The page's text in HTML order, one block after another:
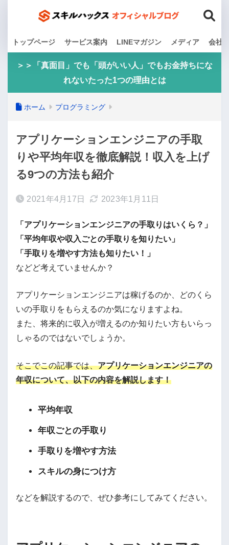
トップページ サービス案内 LINEマガジン メディア 会社
＞＞「真面目」でも「頭がいい人」でもお金持ちにな
れないたった1つの理由とは
ホーム プログラミング
アプリケーションエンジニアの手取
りや平均年収を徹底解説！収入を上げ
る9つの方法も紹介
2021年4月17日 2023年1月11日
「アプリケーションエンジニアの手取りはいくら？」
「平均年収や収入ごとの手取りを知りたい」
「手取りを増やす方法も知りたい！」
などど考えていませんか？
アプリケーションエンジニアは稼げるのか、どのくら
いの手取りをもらえるのか気になりますよね。
また、将来的に収入が増えるのか知りたい方もいらっ
しゃるのではないでしょうか。
そこでこの記事では、アプリケーションエンジニアの
年収について、以下の内容を解説します！
平均年収
年収ごとの手取り
手取りを増やす方法
スキルの身につけ方
などを解説するので、ぜひ参考にしてみてください。